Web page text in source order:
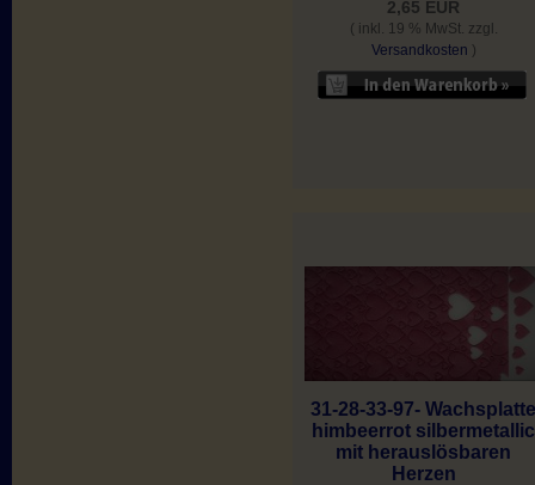
2,65 EUR
( inkl. 19 % MwSt. zzgl.
Versandkosten )
31-28-33-97-
himbeerrot silbermetallic
mit herauslösbaren
Herzen